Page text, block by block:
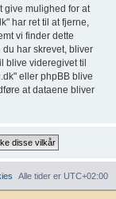
give mulighed for at
har ret til at fjerne,
vi finder dette
har skrevet, bliver
blive videregivet til
eller phpBB blive
at dataene bliver
Alle tider er UTC+02:00